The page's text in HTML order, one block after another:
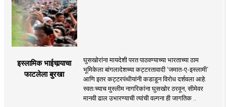
इस्लामिक भाईचार्‍याचा
फाटलेला बुरखा
घुसखोरांना मायदेशी परत पाठवण्याच्या भारताच्या ठाम
भूमिकेला बांगलादेशच्या कट्टरतावादी ‘जमात-ए-इस्लामी’
आणि इतर कट्टरपंथीयांनी कडाडून विरोध दर्शवला आहे.
स्वतःच्याच मुस्लीम नागरिकांना घुसखोर ठरवून, सीमेवर
मानवी ढाल उभारण्याची त्यांची वल्गना ही जागतिक ..